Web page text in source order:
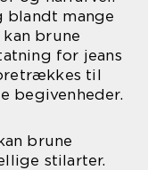
mange
brune
for jeans
til
begivenheder.
brune
stilarter.